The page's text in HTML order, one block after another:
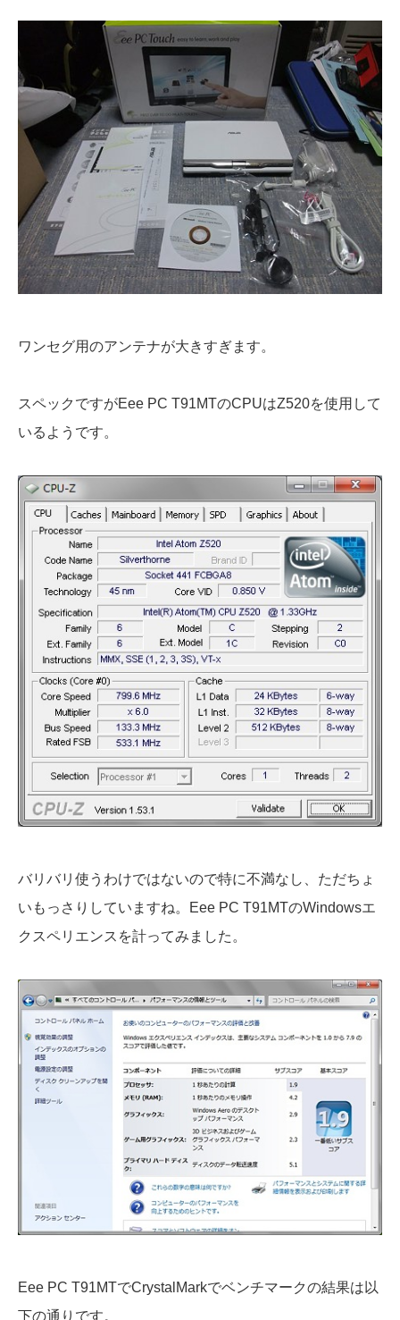
ワンセグ用のアンテナが大きすぎます。
スペックですがEee PC T91MTのCPUはZ520を使用して
いるようです。
バリバリ使うわけではないので特に不満なし、ただちょ
いもっさりしていますね。Eee PC T91MTのWindowsエ
クスペリエンスを計ってみました。
Eee PC T91MTでCrystalMarkでベンチマークの結果は以
下の通りです。